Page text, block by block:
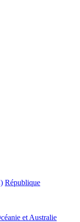
République
et Australie